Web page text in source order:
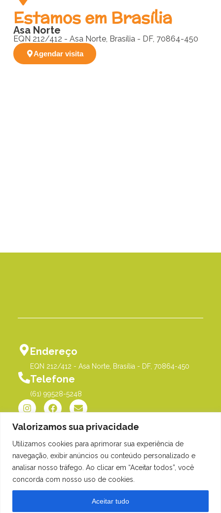
Valorizamos sua privacidade
Utilizamos cookies para aprimorar sua experiência de
navegação, exibir anúncios ou conteúdo personalizado e
analisar nosso tráfego. Ao clicar em “Aceitar todos”, você
concorda com nosso uso de cookies.
Aceitar tudo
Estamos em Brasília
Asa Norte
EQN 212/412 - Asa Norte, Brasília - DF, 70864-450
Agendar visita
Endereço
EQN 212/412 - Asa Norte, Brasília - DF, 70864-450
Telefone
(61) 99528-5248
©Me Põe na História |
Orgulhosamente desenvolvido
por Gim Digital
Política de Privacidade